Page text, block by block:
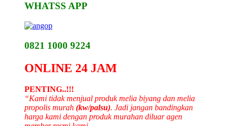
WHATSS APP
0821 1000 9224
ONLINE 24 JAM
PENTING..!!!
“Kami tidak menjual produk melia biyang dan melia
propolis murah (kw/palsu). Jadi jangan bandingkan
harga kami dengan produk murahan diluar agen